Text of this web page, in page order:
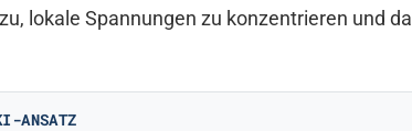
lokale Spannungen zu konzentrieren und
ANSATZ